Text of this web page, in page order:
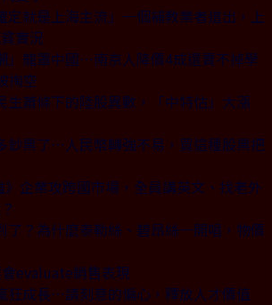
定就是上海主流」一個補教業者道出，上
實況
」籠罩中國⋯南京人降價4成還賣不掉學
掏空
生蕭條下的陸股異數，「中特估」大漲
鈔票了⋯人民幣轉強不易，買這種股票把
》企業攻跨國市場，全員講英文、找老外
了？為什麼泰勒絲、碧昂絲一開唱，物價
evaluate銷售表現
狂成長⋯請刻意的偏心，釋放人才價值